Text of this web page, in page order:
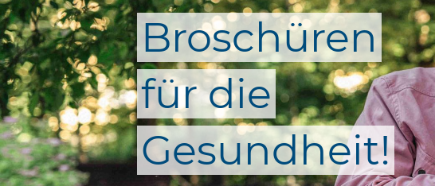
Broschüren
für die
Gesundheit!